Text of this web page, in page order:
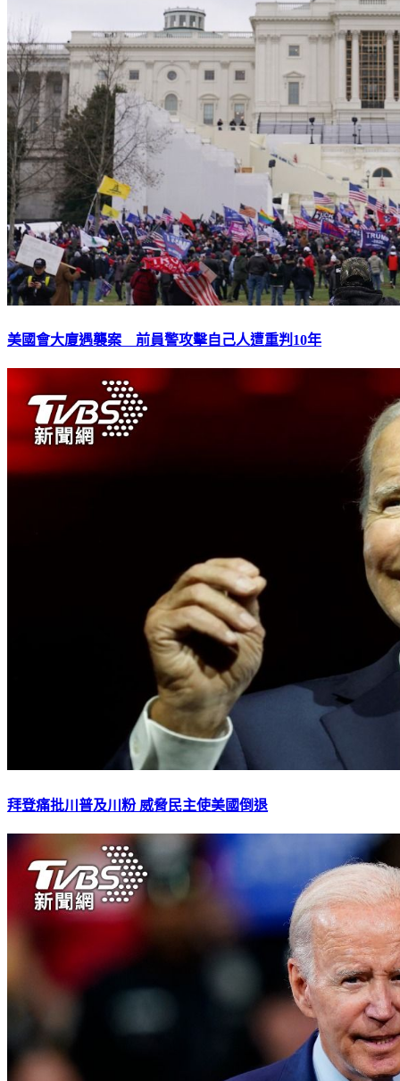
美國會大廈遇襲案 前員警攻擊自己人遭重判10年
拜登痛批川普及川粉 威脅民主使美國倒退